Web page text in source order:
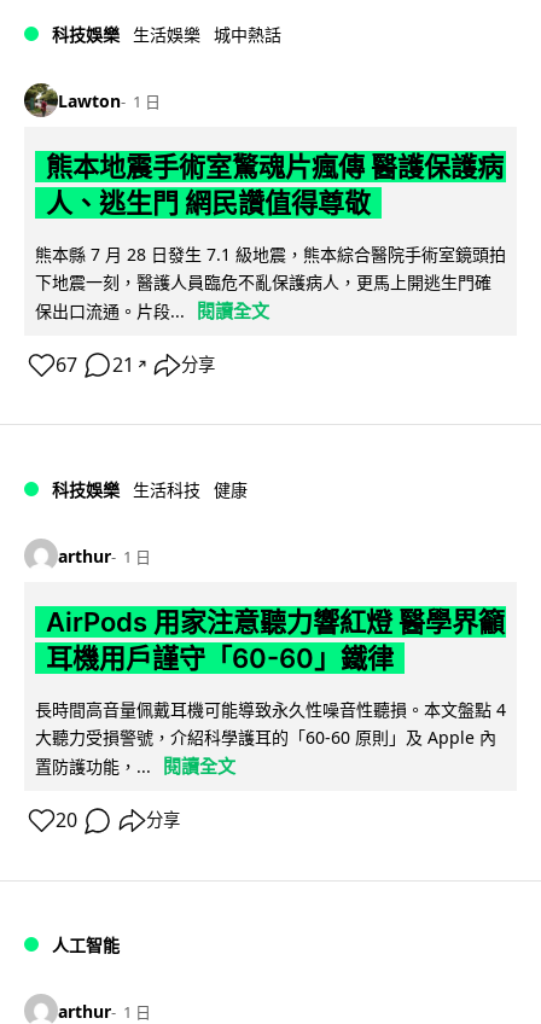
科技娛樂 生活娛樂 城中熱話
Lawton 1 日
熊本地震手術室驚魂片瘋傳 醫護保護病
人、逃生門 網民讚值得尊敬
熊本縣 7 月 28 日發生 7.1 級地震，熊本綜合醫院手術室鏡頭拍
下地震一刻，醫護人員臨危不亂保護病人，更馬上開逃生門確
保出口流通。片段...
閱讀全文
67 21 ↗ 分享
科技娛樂 生活科技 健康
arthur 1 日
AirPods 用家注意聽力響紅燈 醫學界籲
耳機用戶謹守「60-60」鐵律
長時間高音量佩戴耳機可能導致永久性噪音性聽損。本文盤點 4
大聽力受損警號，介紹科學護耳的「60-60 原則」及 Apple 內
置防護功能，...
閱讀全文
20 分享
人工智能
arthur 1 日